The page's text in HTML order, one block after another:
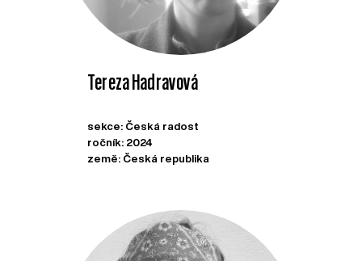
Tereza Hadravová
sekce: Česká radost
ročník: 2024
země: Česká republika